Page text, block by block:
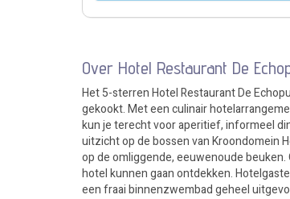
Over Hotel Restaurant De
Het 5-sterren Hotel Restaurant De
gekookt. Met een culinair
kun je terecht voor aperitief, informeel
uitzicht op de bossen van Kroondomein
op de omliggende, eeuwenoude
hotel kunnen gaan ontdekken.
een fraai binnenzwembad geheel